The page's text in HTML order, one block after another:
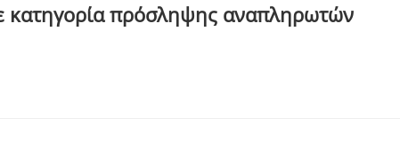
κατηγορία πρόσληψης αναπληρωτών